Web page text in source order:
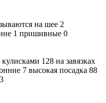
на шее 2
1 пришивные 0
кулисками 128 на завязках
7 высокая посадка 88
3